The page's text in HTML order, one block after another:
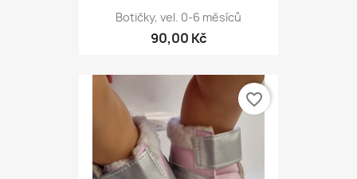
Botičky, vel. 0-6 měsíců
90,00 Kč
favorite_border